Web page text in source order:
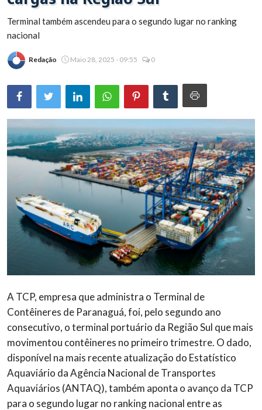
Brasil
Terminal também ascendeu para o segundo lugar no ranking
nacional
Redação Maio 28, 2025 - 09:55 0
A TCP, empresa que administra o Terminal de
Contêineres de Paranaguá, foi, pelo segundo ano
consecutivo, o terminal portuário da Região Sul que mais
movimentou contêineres no primeiro trimestre. O dado,
disponível na mais recente atualização do Estatístico
Aquaviário da Agência Nacional de Transportes
Aquaviários (ANTAQ), também aponta o avanço da TCP
para o segundo lugar no ranking nacional entre as